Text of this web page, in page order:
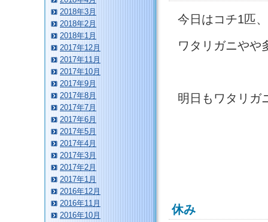
今日はコチ1匹
ワタリガニやや
明日もワタリガ
休み
2018年3月
2018年2月
2018年1月
2017年12月
2017年11月
2017年10月
2017年9月
2017年8月
2017年7月
2017年6月
2017年5月
2017年4月
2017年3月
2017年2月
2017年1月
2016年12月
2016年11月
2016年10月